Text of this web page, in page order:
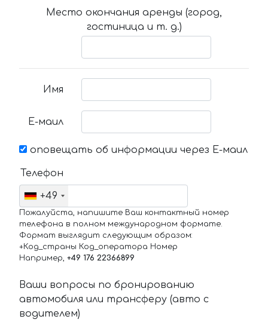
Место окончания аренды (город,
гостиница и т. д.)
Имя
Е-маил
оповещать об информации через Е-маил
Телефон
+49
Пожалуйста, напишите Ваш контактный номер
телефона в полном международном формате.
Формат выглядит следующим образом:
+Код_страны Код_оператора Номер
Например, +49 176 22366899
Ваши вопросы по бронированию
автомобиля или трансферу (авто с
водителем)